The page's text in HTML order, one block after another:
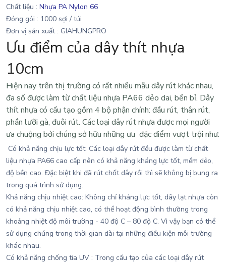
Chất liệu : Nhựa PA Nylon 66
Đóng gói : 1000 sợi / túi
Đơn vị sản xuất : GIAHUNGPRO
Ưu điểm của dây thít nhựa
10cm
Hiện nay trên thị trường có rất nhiều mẫu dây rútkhác nhau,
đa số được làm từ chất liệu nhựa PA66 dẻo dai, bền bỉ. Dây
thít nhựa có cấu tạo gồm 4 bộ phận chính: đầu rút, thân rút,
phần lưỡi gà, đuôi rút. Các loại dây rút nhựa được mọi người
ưa chuộng bởi chúng sở hữu những ưu đặc điểm vượt trội như:
Có khả năng chịu lực tốt: Các loại dây rút đều được làm từ chất
liệu nhựa PA66 cao cấp nên có khả năng kháng lực tốt, mềm dẻo,
độ bền cao. Đặc biệt khi đã rút chốt dây rồi thì sẽ không bị bung ra
trong quá trình sử dụng.
Khả năng chịu nhiệt cao: Không chỉ kháng lực tốt, dây lạt nhựa còn
có khả năng chịu nhiệt cao, có thể hoạt động bình thường trong
khoảng nhiệt độ môi trường - 40 độ C – 80 độ C. Vì vậy bạn có thể
sử dụng chúng trong thời gian dài tại những điều kiện môi trường
khác nhau.
Có khả năng chống tia UV : Trong cấu tạo của các loại dây rút